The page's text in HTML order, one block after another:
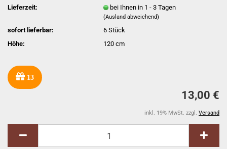
Lieferzeit:
bei Ihnen in 1 - 3 Tagen
(Ausland abweichend)
sofort lieferbar: 6Stück
Höhe:
120 cm
13
13,00 €
inkl. 19% MwSt. zzgl. Versand